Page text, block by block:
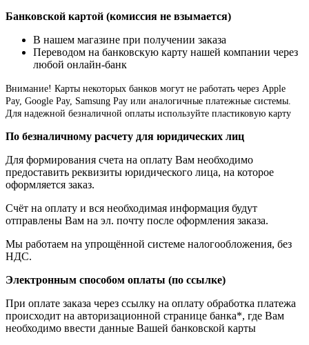
Банковской картой (комиссия не взымается)
В нашем магазине при получении заказа
Переводом на банковскую карту нашей компании через
любой онлайн-банк
Внимание! Карты некоторых банков могут не работать через Apple
Pay, Google Pay, Samsung Pay или аналогичные платежные системы.
Для надежной безналичной оплаты используйте пластиковую карту
По безналичному расчету для юридических лиц
Для формирования счета на оплату Вам необходимо
предоставить реквизиты юридического лица, на которое
оформляется заказ.
Счёт на оплату и вся необходимая информация будут
отправлены Вам на эл. почту после оформления заказа.
Мы работаем на упрощённой системе налогообложения, без
НДС.
Электронным способом оплаты (по ссылке)
При оплате заказа через ссылку на оплату обработка платежа
происходит на авторизационной странице банка*, где Вам
необходимо ввести данные Вашей банковской карты